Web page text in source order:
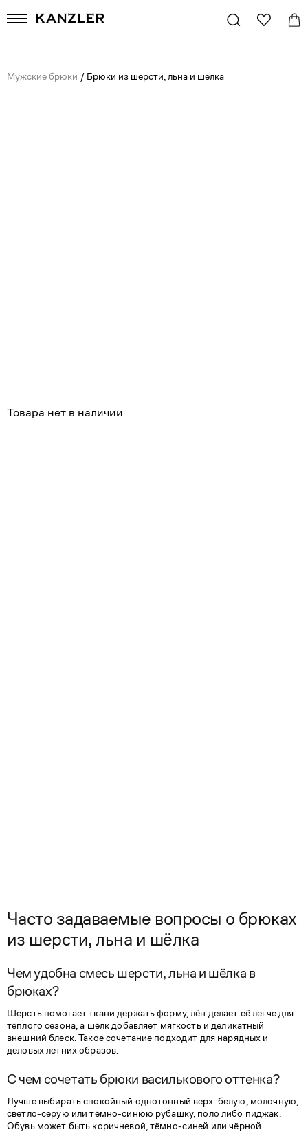
Мужские брюки / Брюки из шерсти, льна и шелка
Товара нет в наличии
Часто задаваемые вопросы о брюках
из шерсти, льна и шёлка
Чем удобна смесь шерсти, льна и шёлка в
брюках?
Шерсть помогает ткани держать форму, лён делает её легче для
тёплого сезона, а шёлк добавляет мягкость и деликатный
внешний блеск. Такое сочетание подходит для нарядных и
деловых летних образов.
С чем сочетать брюки василькового оттенка?
Лучше выбирать спокойный однотонный верх: белую, молочную,
светло-серую или тёмно-синюю рубашку, поло либо пиджак.
Обувь может быть коричневой, тёмно-синей или чёрной.